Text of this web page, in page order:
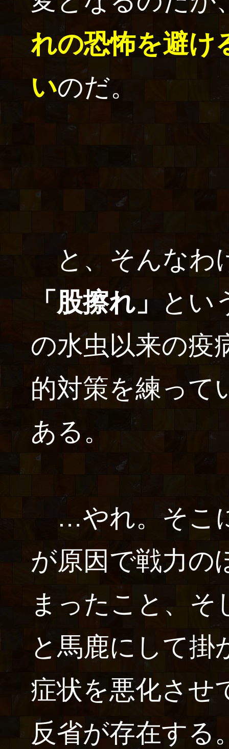
れの恐怖を避け
いのだ。
と、そんなわ
「股擦れ」
とい
の水虫以来の疫
的対策を練って
ある。
…やれ。そこ
が原因で戦力の
まったこと、そ
と馬鹿にして掛
症状を悪化させ
反省が存在する